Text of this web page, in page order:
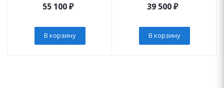
55 100₽
В корзину
39 500₽
В корзину